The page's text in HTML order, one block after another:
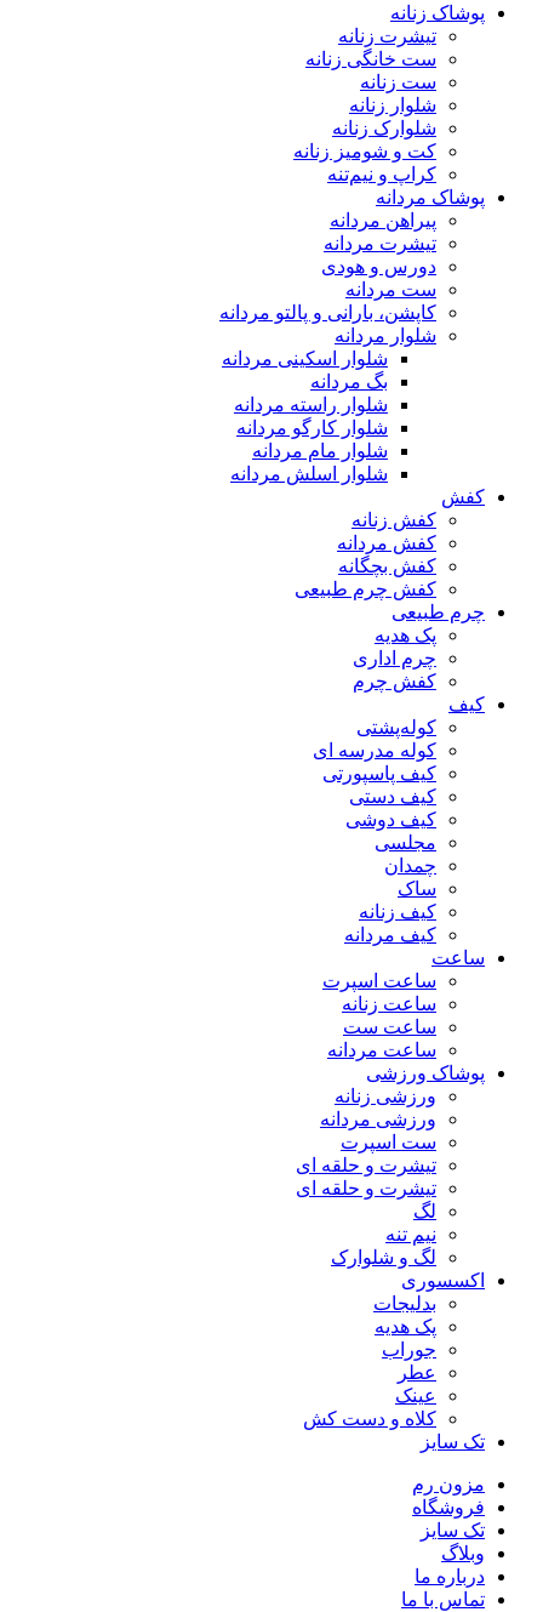
پوشاک زنانه
تیشرت زنانه
ست خانگی زنانه
ست زنانه
شلوار زنانه
شلوارک زنانه
کت و شومیز زنانه
کراپ و نیم‌تنه
پوشاک مردانه
پیراهن مردانه
تیشرت مردانه
دورس و هودی
ست مردانه
کاپشن، بارانی و پالتو مردانه
شلوار مردانه
شلوار اسکینی مردانه
بگ مردانه
شلوار راسته مردانه
شلوار کارگو مردانه
شلوار مام مردانه
شلوار اسلش مردانه
کفش
کفش زنانه
کفش مردانه
کفش بچگانه
کفش چرم طبیعی
چرم طبیعی
پک هدیه
چرم اداری
کفش چرم
کیف
کوله‌پشتی
کوله مدرسه ای
کیف پاسپورتی
کیف دستی
کیف دوشی
مجلسی
چمدان
ساک
کیف زنانه
کیف مردانه
ساعت
ساعت اسپرت
ساعت زنانه
ساعت ست
ساعت مردانه
پوشاک ورزشی
ورزشی زنانه
ورزشی مردانه
ست اسپرت
تیشرت و حلقه ای
تیشرت و حلقه ای
لگ
نیم تنه
لگ و شلوارک
اکسسوری
بدلیجات
پک هدیه
جوراب
عطر
عینک
کلاه و دست کش
تک سایز
مزون رم
فروشگاه
تک سایز
وبلاگ
درباره ما
تماس با ما